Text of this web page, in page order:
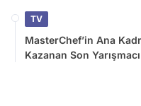
TV
MasterChef’in Ana
Kazanan Son